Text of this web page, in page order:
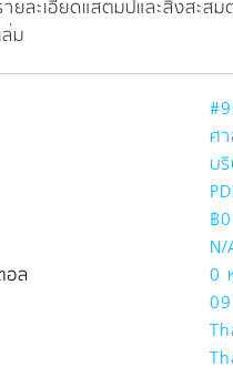
ยละเอียดแสตมป์และสิ่งสะ
ม
ศ
บ
฿0
N/
ล
0